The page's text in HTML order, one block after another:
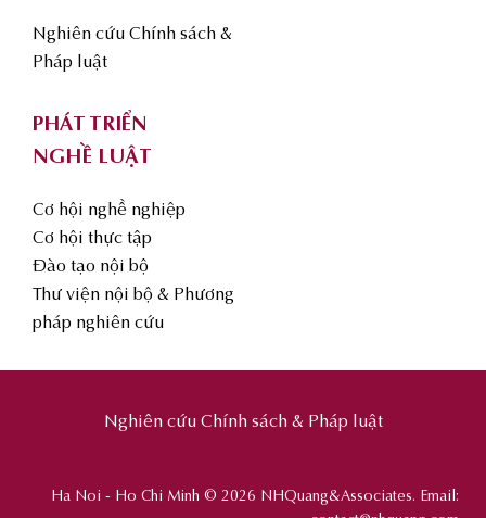
Nghiên cứu Chính sách &
Pháp luật
PHÁT TRIỂN
NGHỀ LUẬT
Cơ hội nghề nghiệp
Cơ hội thực tập
Đào tạo nội bộ
Thư viện nội bộ & Phương
pháp nghiên cứu
Nghiên cứu Chính sách & Pháp luật
Ha Noi - Ho Chi Minh © 2026 NHQuang&Associates. Email: